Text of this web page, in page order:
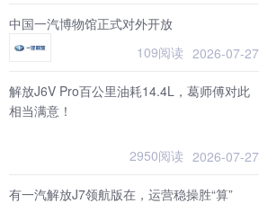
中国一汽博物馆正式对外开放
109阅读 2026-07-27
解放J6V Pro百公里油耗14.4L，葛师傅对此
相当满意！
2950阅读 2026-07-27
有一汽解放J7领航版在，运营稳操胜“算”